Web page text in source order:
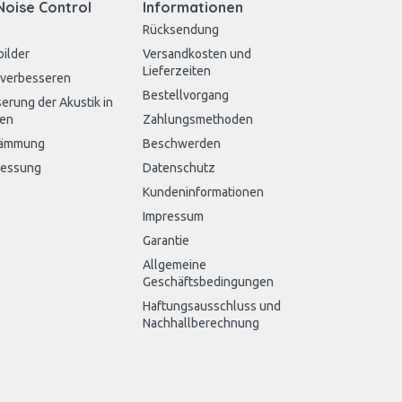
Control
der Akustik in
Informationen
Rücksendung
Versandkosten und
Lieferzeiten
Bestellvorgang
Zahlungsmethoden
Beschwerden
Datenschutz
Kundeninformationen
Impressum
Garantie
Allgemeine
Geschäftsbedingungen
Haftungsausschluss und
Nachhallberechnung